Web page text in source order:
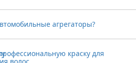
агрегаторы?
краску для